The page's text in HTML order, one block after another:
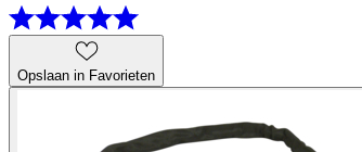
Opslaan in Favorieten